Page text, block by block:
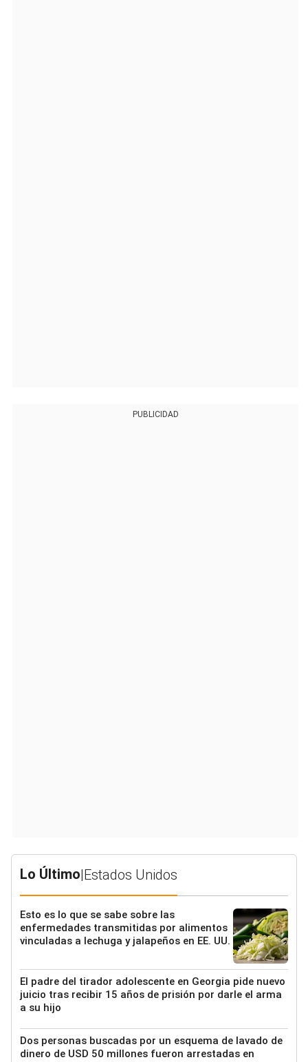
PUBLICIDAD
Lo Último|Estados Unidos
Esto es lo que se sabe sobre las
enfermedades transmitidas por alimentos
vinculadas a lechuga y jalapeños en EE. UU.
El padre del tirador adolescente en Georgia pide nuevo
juicio tras recibir 15 años de prisión por darle el arma
a su hijo
Dos personas buscadas por un esquema de lavado de
dinero de USD 50 millones fueron arrestadas en